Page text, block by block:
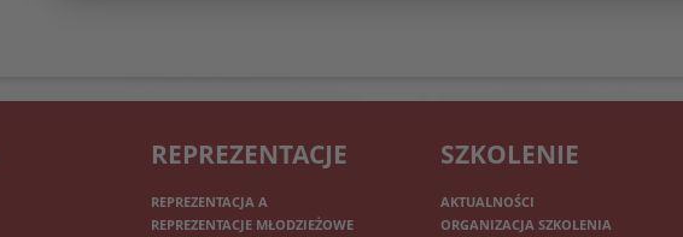
REPREZENTACJE
REPREZENTACJA A
REPREZENTACJE MŁODZIEŻOWE
SZKOLENIE
AKTUALNOŚCI
ORGANIZACJA SZKOLENIA